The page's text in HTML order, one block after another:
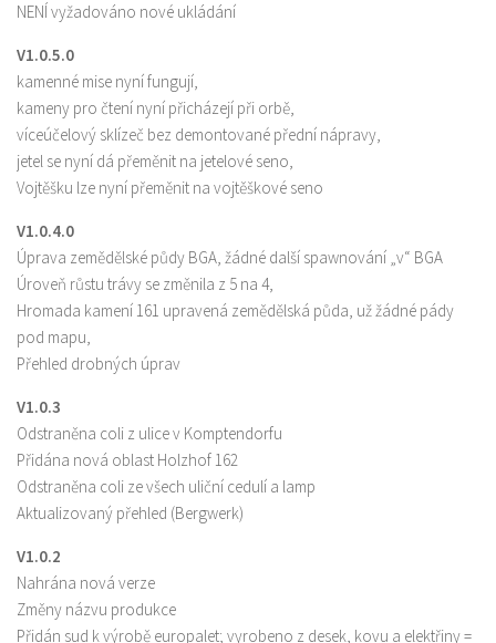
NENÍ vyžadováno nové ukládání
V1.0.5.0
kamenné mise nyní fungují,
kameny pro čtení nyní přicházejí při orbě,
víceúčelový sklízeč bez demontované přední nápravy,
jetel se nyní dá přeměnit na jetelové seno,
Vojtěšku lze nyní přeměnit na vojtěškové seno
V1.0.4.0
Úprava zemědělské půdy BGA, žádné další spawnování „v“ BGA
Úroveň růstu trávy se změnila z 5 na 4,
Hromada kamení 161 upravená zemědělská půda, už žádné pády
pod mapu,
Přehled drobných úprav
V1.0.3
Odstraněna coli z ulice v Komptendorfu
Přidána nová oblast Holzhof 162
Odstraněna coli ze všech uliční cedulí a lamp
Aktualizovaný přehled (Bergwerk)
V1.0.2
Nahrána nová verze
Změny názvu produkce
Přidán sud k výrobě europalet; vyrobeno z desek, kovu a elektřiny =